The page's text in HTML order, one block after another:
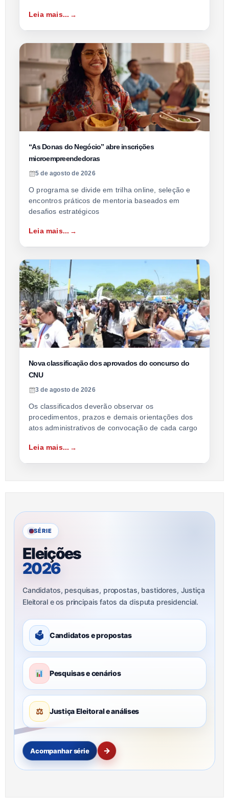
Leia mais...
“As Donas do Negócio” abre inscrições
microempreendedoras
5 de agosto de 2026
O programa se divide em trilha online, seleção e
encontros práticos de mentoria baseados em
desafios estratégicos
Leia mais...
Nova classificação dos aprovados do concurso do
CNU
3 de agosto de 2026
Os classificados deverão observar os
procedimentos, prazos e demais orientações dos
atos administrativos de convocação de cada cargo
Leia mais...
SÉRIE
Eleições
2026
Candidatos, pesquisas, propostas, bastidores, Justiça
Eleitoral e os principais fatos da disputa presidencial.
🗳 Candidatos e propostas
Pesquisas e cenários
⚖ Justiça Eleitoral e análises
Acompanhar série →